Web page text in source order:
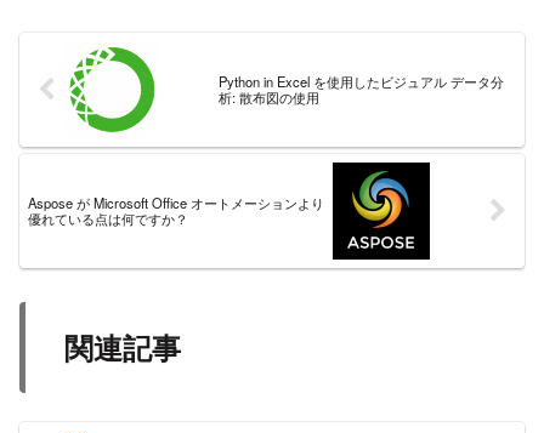
Python in Excel を使用したビジュアル データ分
析: 散布図の使用
Aspose が Microsoft Office オートメーションより
優れている点は何ですか？
関連記事